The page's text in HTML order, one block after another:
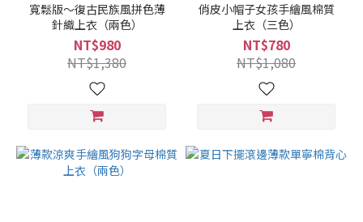
寬鬆版～復古民族風拼色薄
針織上衣（兩色）
NT$980
NT$1,380
俏皮小帽子女孩手繪風棉質
上衣（三色）
NT$780
NT$1,080